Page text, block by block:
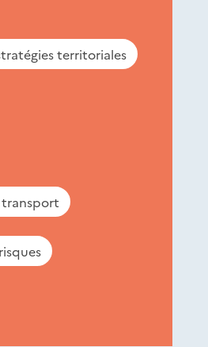
territoriales